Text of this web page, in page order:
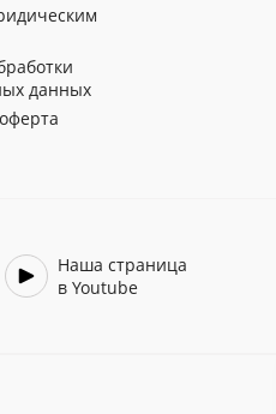
данных
Наша страница
в Youtube